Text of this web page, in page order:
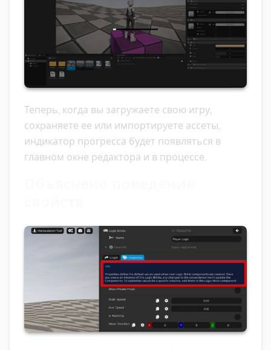
Теперь, когда вы загружаете свою игру,
сохраняете ее или импортируете ассеты,
индикатор прогресса будет появляться в
главном окне редактора и в процессе.